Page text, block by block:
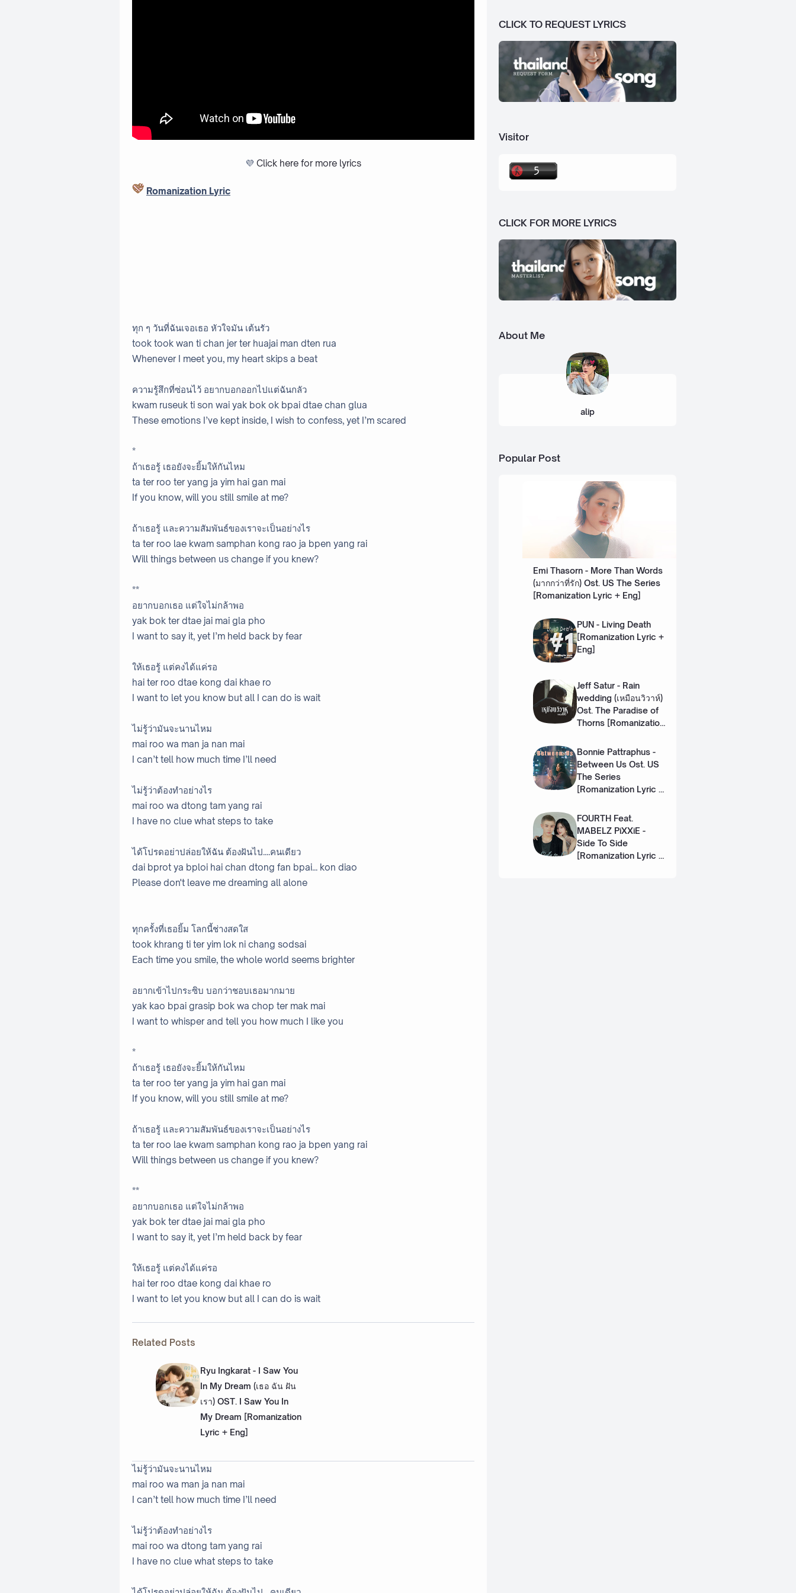
💜 Click here for more lyrics
Romanization Lyric
ทุก ๆ วันที่ฉันเจอเธอ หัวใจมัน เต้นรัว
took took wan ti chan jer ter huajai man dten rua
Whenever I meet you, my heart skips a beat
ความรู้สึกที่ซ่อนไว้ อยากบอกออกไปแต่ฉันกลัว
kwam ruseuk ti son wai yak bok ok bpai dtae chan glua
These emotions I’ve kept inside, I wish to confess, yet I’m scared
*
ถ้าเธอรู้ เธอยังจะยิ้มให้กันไหม
ta ter roo ter yang ja yim hai gan mai
If you know, will you still smile at me?
ถ้าเธอรู้ และความสัมพันธ์ของเราจะเป็นอย่างไร
ta ter roo lae kwam samphan kong rao ja bpen yang rai
Will things between us change if you knew?
**
อยากบอกเธอ แต่ใจไม่กล้าพอ
yak bok ter dtae jai mai gla pho
I want to say it, yet I’m held back by fear
ให้เธอรู้ แต่คงได้แค่รอ
hai ter roo dtae kong dai khae ro
I want to let you know but all I can do is wait
ไม่รู้ว่ามันจะนานไหม
mai roo wa man ja nan mai
I can’t tell how much time I’ll need
ไม่รู้ว่าต้องทำอย่างไร
mai roo wa dtong tam yang rai
I have no clue what steps to take
ได้โปรดอย่าปล่อยให้ฉัน ต้องฝันไป....คนเดียว
dai bprot ya bploi hai chan dtong fan bpai... kon diao
Please don't leave me dreaming all alone
ทุกครั้งที่เธอยิ้ม โลกนี้ช่างสดใส
took khrang ti ter yim lok ni chang sodsai
Each time you smile, the whole world seems brighter
อยากเข้าไปกระซิบ บอกว่าชอบเธอมากมาย
yak kao bpai grasip bok wa chop ter mak mai
I want to whisper and tell you how much I like you
*
ถ้าเธอรู้ เธอยังจะยิ้มให้กันไหม
ta ter roo ter yang ja yim hai gan mai
If you know, will you still smile at me?
ถ้าเธอรู้ และความสัมพันธ์ของเราจะเป็นอย่างไร
ta ter roo lae kwam samphan kong rao ja bpen yang rai
Will things between us change if you knew?
**
อยากบอกเธอ แต่ใจไม่กล้าพอ
yak bok ter dtae jai mai gla pho
I want to say it, yet I’m held back by fear
ให้เธอรู้ แต่คงได้แค่รอ
hai ter roo dtae kong dai khae ro
I want to let you know but all I can do is wait
Related Posts
Ryu Ingkarat - I Saw You
In My Dream (เธอ ฉัน ฝัน
เรา) OST. I Saw You In
My Dream [Romanization
Lyric + Eng]
ไม่รู้ว่ามันจะนานไหม
mai roo wa man ja nan mai
I can’t tell how much time I’ll need
ไม่รู้ว่าต้องทำอย่างไร
mai roo wa dtong tam yang rai
I have no clue what steps to take
CLICK TO REQUEST LYRICS
Visitor
CLICK FOR MORE LYRICS
About Me
alip
Popular Post
Emi Thasorn - More Than Words
(มากกว่าที่รัก) Ost. US The Series
[Romanization Lyric + Eng]
PUN - Living Death
[Romanization Lyric +
Eng]
Jeff Satur - Rain
wedding (เหมือนวิวาห์)
Ost. The Paradise of
Thorns [Romanization
Bonnie Pattraphus -
Between Us Ost. US
The Series
[Romanization Lyric +
FOURTH Feat.
MABELZ PiXXiE -
Side To Side
[Romanization Lyric +